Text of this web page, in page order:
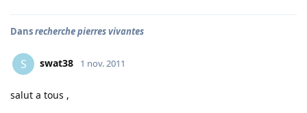
Dansrecherche pierres vivantes
S swat38 1 nov. 2011
salut a tous ,